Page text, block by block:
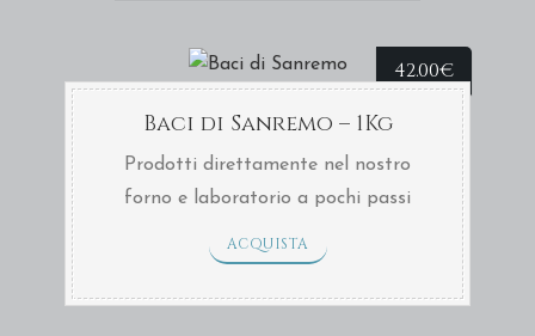
42.00€
Baci di Sanremo – 1Kg
Prodotti direttamente nel nostro
forno e laboratorio a pochi passi
Sanremo oppure direttamente a casa
tua con consegna TNT in soli 2 giorni.
ACQUISTA